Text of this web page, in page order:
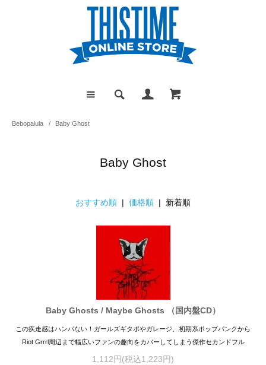
Bebopalula / Baby Ghost
Baby Ghost
おすすめ順 | 価格順 | 新着順
Baby Ghosts / Maybe Ghosts （国内盤CD）
この疾走感はハンパない！ガールズギタポやガレージ、初期系ポップパンクから
Riot Grrrl周辺まで幅広いファンの趣向をカバーしてしまう傑作セカンドフル
1,112円(税込1,223円)